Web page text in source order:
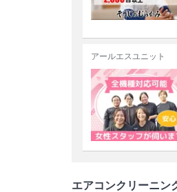
アールエスユニット
エアコンクリーニン